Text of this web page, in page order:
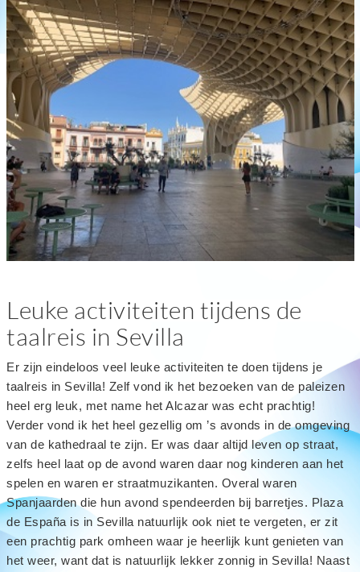
Leuke activiteiten tijdens de
taalreis in Sevilla
Er zijn eindeloos veel leuke activiteiten te doen tijdens je
taalreis in Sevilla! Zelf vond ik het bezoeken van de paleizen
heel erg leuk, met name het Alcazar was echt prachtig!
Verder vond ik het heel gezellig om ’s avonds in de omgeving
van de kathedraal te zijn. Er was daar altijd leven op straat,
zelfs heel laat op de avond waren daar nog kinderen aan het
spelen en waren er straatmuzikanten. Overal waren
Spanjaarden die hun avond spendeerden bij barretjes. Plaza
de España is in Sevilla natuurlijk ook niet te vergeten, er zit
een prachtig park omheen waar je heerlijk kunt genieten van
het weer, want dat is natuurlijk lekker zonnig in Sevilla! Naast